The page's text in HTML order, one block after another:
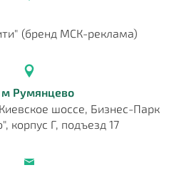
(бренд МСК-реклама)
м Румянцево
шоссе, Бизнес-Парк
корпус Г, подъезд 17